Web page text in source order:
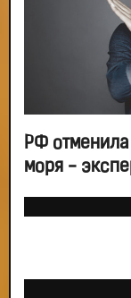
РФ
моря -